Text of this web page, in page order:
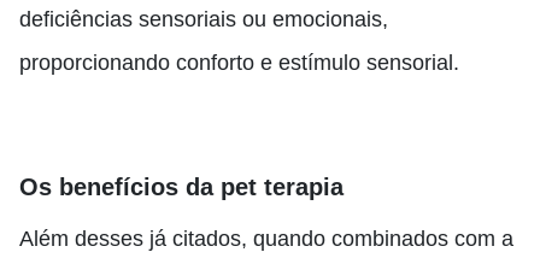
deficiências sensoriais ou emocionais,
proporcionando conforto e estímulo sensorial.
Os benefícios da pet terapia
Além desses já citados, quando combinados com a